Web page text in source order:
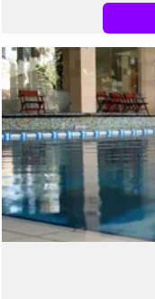
מיום כיף יחיד/